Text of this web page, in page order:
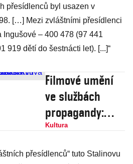
přesídlenců byl usazen v
[…] Mezi zvláštními přesídlenci
– 400 478 (97 441
919 dětí do šestnácti let). [...]“
Filmové umění
ve službách
propagandy:
Leni
Sergej
Kultura
přesídlenců“ tuto Stalinovu